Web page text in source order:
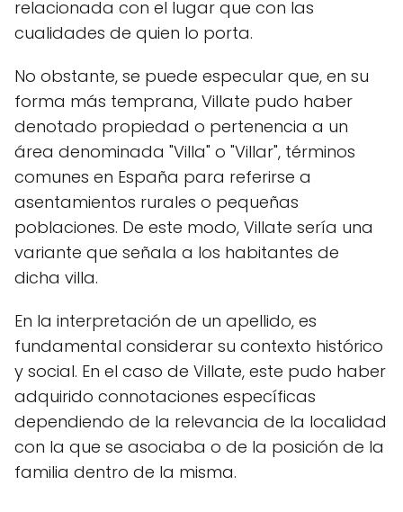
relacionada con el lugar que con las
cualidades de quien lo porta.
No obstante, se puede especular que, en su
forma más temprana, Villate pudo haber
denotado propiedad o pertenencia a un
área denominada "Villa" o "Villar", términos
comunes en España para referirse a
asentamientos rurales o pequeñas
poblaciones. De este modo, Villate sería una
variante que señala a los habitantes de
dicha villa.
En la interpretación de un apellido, es
fundamental considerar su contexto histórico
y social. En el caso de Villate, este pudo haber
adquirido connotaciones específicas
dependiendo de la relevancia de la localidad
con la que se asociaba o de la posición de la
familia dentro de la misma.